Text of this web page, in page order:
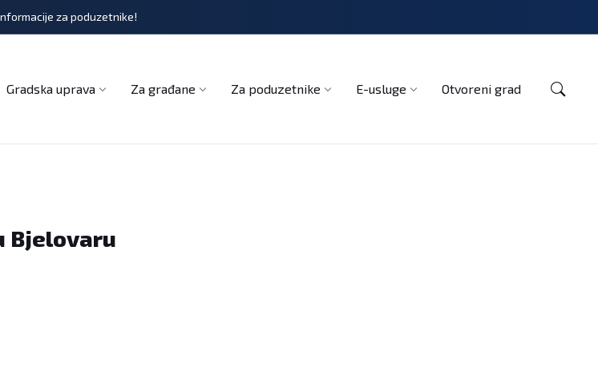
za poduzetnike!
Gradska uprava Za građane Za poduzetnike E-usluge Otvoreni grad
Bjelovaru